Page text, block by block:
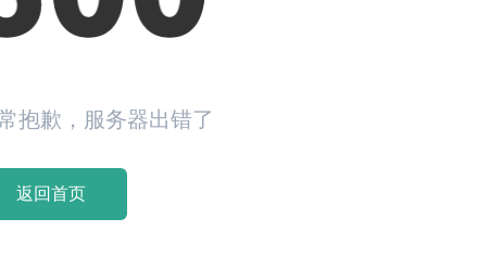
抱歉，服务器出错了
返回首页